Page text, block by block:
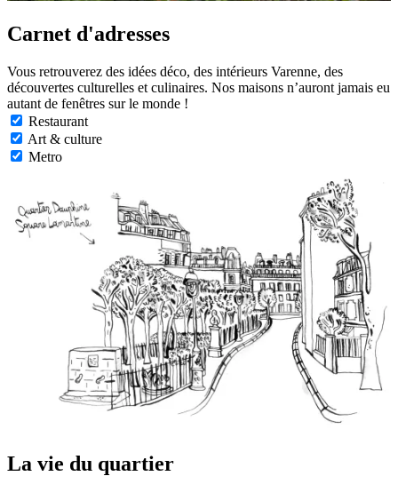
Carnet d'adresses
Vous retrouverez des idées déco, des intérieurs Varenne, des
découvertes culturelles et culinaires. Nos maisons n’auront jamais eu
autant de fenêtres sur le monde !
Restaurant
Art & culture
Metro
La vie du quartier